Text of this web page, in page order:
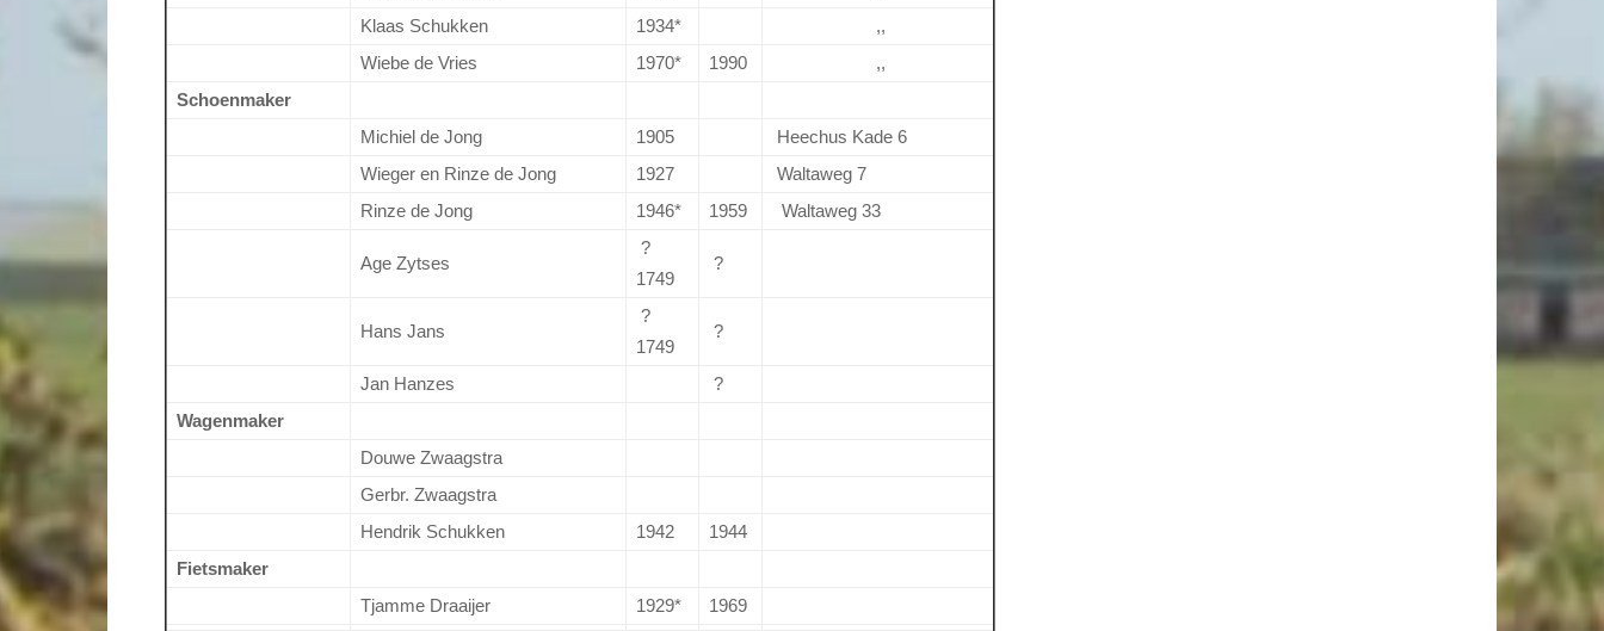
Klaas Schukken
1934*
,,
Wiebe de Vries
1970* 1990
,,
Schoenmaker
Michiel de Jong
1905
Heechus Kade 6
Wieger en Rinze de Jong
1927
Waltaweg 7
Rinze de Jong
1946* 1959 Waltaweg 33
Age Zytses
?
1749
?
Hans Jans
?
1749
?
Jan Hanzes
?
Wagenmaker
Douwe Zwaagstra
Gerbr. Zwaagstra
Hendrik Schukken
1942
1944
Fietsmaker
Tjamme Draaijer
1929* 1969